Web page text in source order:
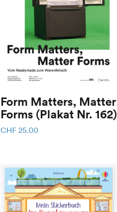
Form Matters, Matter
Forms (Plakat Nr. 162)
CHF 25.00